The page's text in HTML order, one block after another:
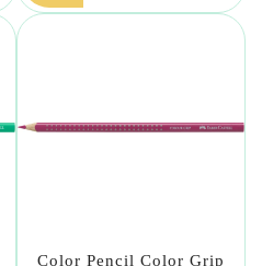
Color Pencil Color Grip